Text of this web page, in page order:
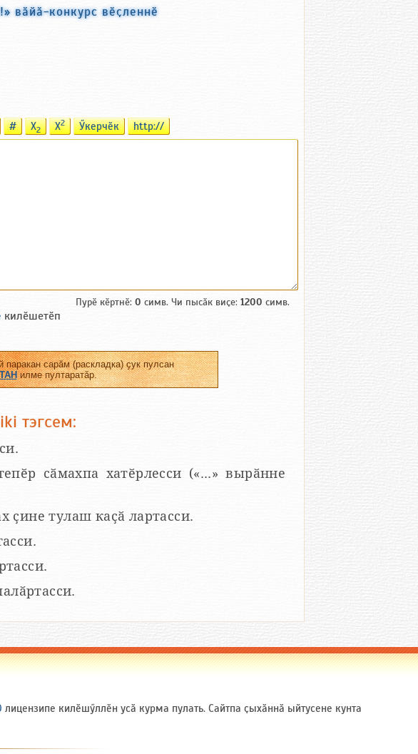
вӑйӑ-конкурс вӗҫленнӗ
# X2 X2 Ӳкерчӗк http://
Пурӗ кӗртнӗ: 0 симв. Чи пысӑк виҫе: 1200 симв.
килӗшетӗп
сарӑм (раскладка) ҫук пулсан
илме пултаратӑр.
тэгсем:
сӑмахпа хатӗрлесси («...» вырӑнне
ҫине тулаш каҫӑ лартасси.
лицензипе килӗшӳллӗн усӑ курма пулать. Сайтпа ҫыхӑннӑ ыйтусене кунта